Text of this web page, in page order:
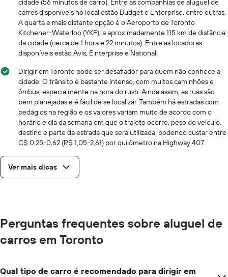
cidade (56 minutos de carro). Entre as companhias de aluguel de
carros disponíveis no local estão Budget e Enterprise, entre outras.
A quarta e mais distante opção é o Aeroporto de Toronto
Kitchener-Waterloo (YKF), a aproximadamente 115 km de distância
da cidade (cerca de 1 hora e 22 minutos). Entre as locadoras
disponíveis estão Avis, E nterprise e National.
Dirigir em Toronto pode ser desafiador para quem não conhece a
cidade. O trânsito é bastante intenso, com muitos caminhões e
ônibus, especialmente na hora do rush. Ainda assim, as ruas são
bem planejadas e é fácil de se localizar. Também há estradas com
pedágios na região e os valores variam muito de acordo com o
horário e dia da semana em que o trajeto ocorre, peso do veículo,
destino e parte da estrada que será utilizada, podendo custar entre
C$ 0,25-0,62 (R$ 1,05-2,61) por quilômetro na Highway 407.
Ver mais dicas
Perguntas frequentes sobre aluguel de
carros em Toronto
Qual tipo de carro é recomendado para dirigir em